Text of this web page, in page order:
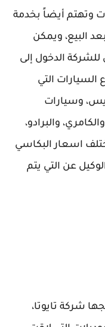
وتهتم أيضاً بخدمة
البيع، ويمكن
للشركة الدخول إلى
التي
وسيارات
والبرادو،
اسعار البكاسي
عن التي يتم
شركة تايوتا،